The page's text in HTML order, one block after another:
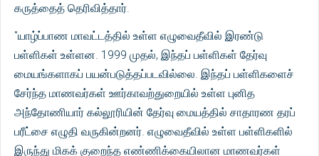
கருத்தைத் தெரிவித்தார்.
"யாழ்ப்பாண மாவட்டத்தில் உள்ள எழுவைதீவில் இரண்டு
பள்ளிகள் உள்ளன. 1999 முதல், இந்தப் பள்ளிகள் தேர்வு
மையங்களாகப் பயன்படுத்தப்படவில்லை. இந்தப் பள்ளிகளைச்
சேர்ந்த மாணவர்கள் ஊர்காவற்துறையில் உள்ள புனித
அந்தோணியார் கல்லூரியின் தேர்வு மையத்தில் சாதாரண தரப்
பரீட்சை எழுதி வருகின்றனர். எழுவைதீவில் உள்ள பள்ளிகளில்
இருந்து மிகக் குறைந்த எண்ணிக்கையிலான மாணவர்கள்